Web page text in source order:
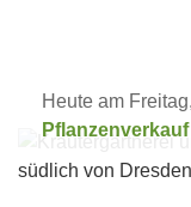
Heute am